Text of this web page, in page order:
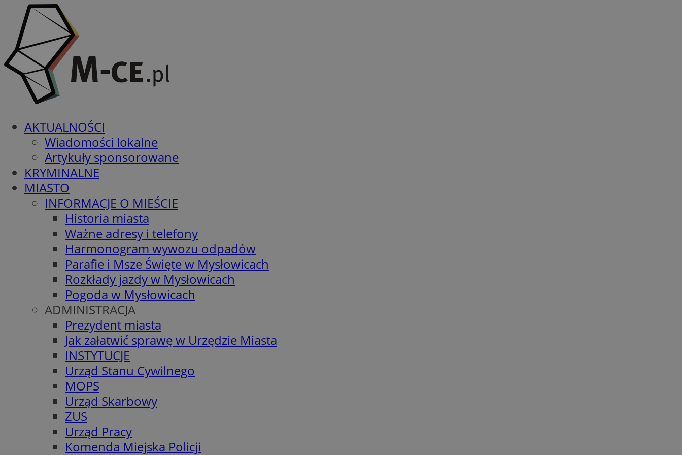
AKTUALNOŚCI
Wiadomości lokalne
Artykuły sponsorowane
KRYMINALNE
MIASTO
INFORMACJE O MIEŚCIE
Historia miasta
Ważne adresy i telefony
Harmonogram wywozu odpadów
Parafie i Msze Święte w Mysłowicach
Rozkłady jazdy w Mysłowicach
Pogoda w Mysłowicach
ADMINISTRACJA
Prezydent miasta
Jak załatwić sprawę w Urzędzie Miasta
INSTYTUCJE
Urząd Stanu Cywilnego
MOPS
Urząd Skarbowy
ZUS
Urząd Pracy
Komenda Miejska Policji